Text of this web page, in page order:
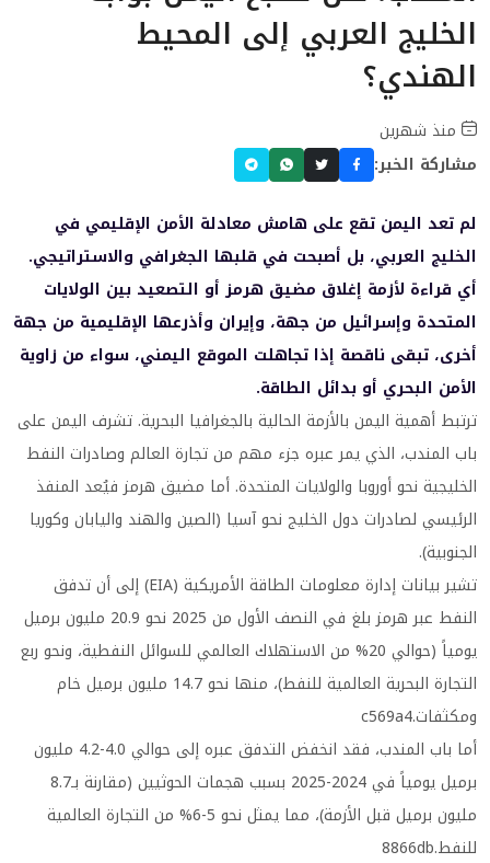
الخليج العربي إلى المحيط
الهندي؟
منذ شهرين
مشاركة الخبر:
لم تعد اليمن تقع على هامش معادلة الأمن الإقليمي في
الخليج العربي، بل أصبحت في قلبها الجغرافي والاستراتيجي.
أي قراءة لأزمة إغلاق مضيق هرمز أو التصعيد بين الولايات
المتحدة وإسرائيل من جهة، وإيران وأذرعها الإقليمية من جهة
أخرى، تبقى ناقصة إذا تجاهلت الموقع اليمني، سواء من زاوية
الأمن البحري أو بدائل الطاقة.
ترتبط أهمية اليمن بالأزمة الحالية بالجغرافيا البحرية. تشرف اليمن على
باب المندب، الذي يمر عبره جزء مهم من تجارة العالم وصادرات النفط
الخليجية نحو أوروبا والولايات المتحدة. أما مضيق هرمز فيُعد المنفذ
الرئيسي لصادرات دول الخليج نحو آسيا (الصين والهند واليابان وكوريا
الجنوبية).
تشير بيانات إدارة معلومات الطاقة الأمريكية (EIA) إلى أن تدفق
النفط عبر هرمز بلغ في النصف الأول من 2025 نحو 20.9 مليون برميل
يومياً (حوالي 20% من الاستهلاك العالمي للسوائل النفطية، ونحو ربع
التجارة البحرية العالمية للنفط)، منها نحو 14.7 مليون برميل خام
ومكثفات.c569a4
أما باب المندب، فقد انخفض التدفق عبره إلى حوالي 4.0-4.2 مليون
برميل يومياً في 2024-2025 بسبب هجمات الحوثيين (مقارنة بـ8.7
مليون برميل قبل الأزمة)، مما يمثل نحو 5-6% من التجارة العالمية
للنفط.8866db